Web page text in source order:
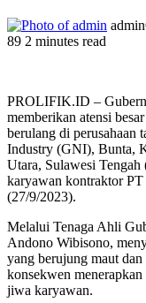
admin
89 2 minutes read
PROLIFIK.ID –
memberikan atensi
berulang di perusahaan
Industry (GNI), Bunta,
Utara, Sulawesi Tengah
karyawan kontraktor PT
(27/9/2023).
Melalui Tenaga Ahli
Andono Wibisono,
yang berujung maut
konsekwen
jiwa karyawan.